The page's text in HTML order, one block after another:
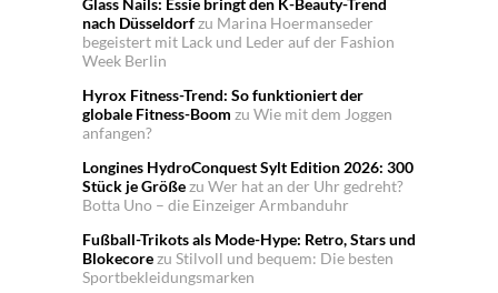
Glass Nails: Essie bringt den K-Beauty-Trend
nach Düsseldorfzu Marina Hoermanseder
begeistert mit Lack und Leder auf der Fashion
Week Berlin
Hyrox Fitness-Trend: So funktioniert der
globale Fitness-Boom zu Wie mit dem Joggen
anfangen?
Longines HydroConquest Sylt Edition 2026: 300
Stück je Größezu Wer hat an der Uhr gedreht?
Botta Uno – die Einzeiger Armbanduhr
Fußball-Trikots als Mode-Hype: Retro, Stars und
Blokecorezu Stilvoll und bequem: Die besten
Sportbekleidungsmarken